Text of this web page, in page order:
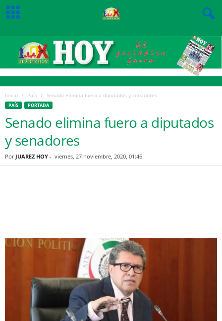
Inicio País Senado elimina fuero a diputados y senadores
PAÍS PORTADA
Senado elimina fuero a diputados
y senadores
Por JUAREZ HOY - viernes, 27 noviembre, 2020, 01:46